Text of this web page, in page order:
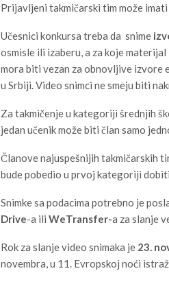
Prijavljeni takmičarski tim može
Učesnici konkursa treba da snime
osmisle ili izaberu, a za koje
mora biti vezan za obnovljive izvore
u Srbiji. Video snimci ne smeju biti
Za takmičenje u kategoriji šrednjih
jedan učenik može biti član samo
Članove najuspešnijih takmičarskih
bude pobedio u prvoj kategoriji
Snimke sa podacima potrebno je
Drive-a ili WeTransfer-a za slanje
Rok za slanje video snimaka je 23.
novembra, u 11. Evropskoj noći